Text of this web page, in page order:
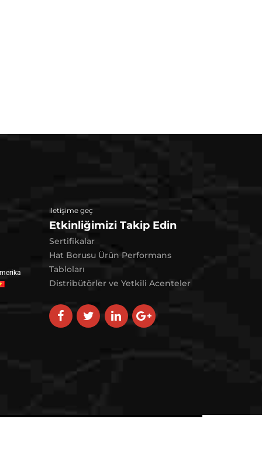
iletişime geç
Etkinliğimizi Takip Edin
Sertifikalar
Hat Borusu Ürün Performans
Tabloları
Distribütörler ve Yetkili Acenteler